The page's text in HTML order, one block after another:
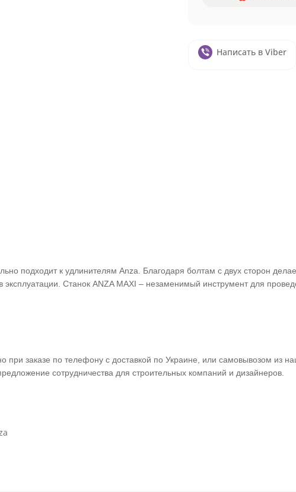
Написать в Viber
подходит к удлинителям Anza. Благодаря болтам с двух сторон
эксплуатации. Станок ANZA MAXI – незаменимый инструмент для
заказе по телефону с доставкой по Украине, или самовывозом из
сотрудничества для строительных компаний и дизайнеров.